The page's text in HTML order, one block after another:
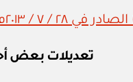
تعديلات بعض